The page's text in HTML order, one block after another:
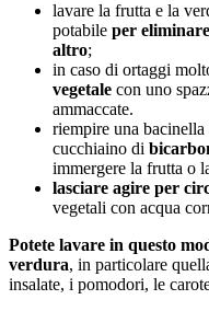
lavare la frutta e la
potabile per
altro;
in caso di ortaggi
vegetale con uno
ammaccate.
riempire una bacinella
cucchiaino di
immergere la frutta o
lasciare agire per
vegetali con acqua
Potete lavare in questo
verdura, in particolare
insalate, i pomodori, le